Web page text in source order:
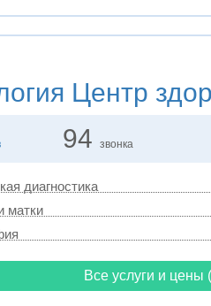
Центр
94 звонка
диагностика
матки
Все услуги и цены